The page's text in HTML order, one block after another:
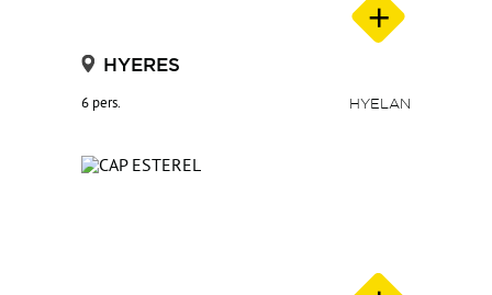
HYERES
6 pers. HYELAN